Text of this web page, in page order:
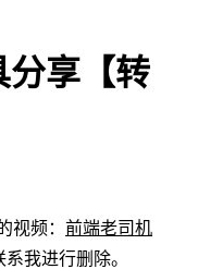
享【转
视频： 前端老司机
我进行删除。